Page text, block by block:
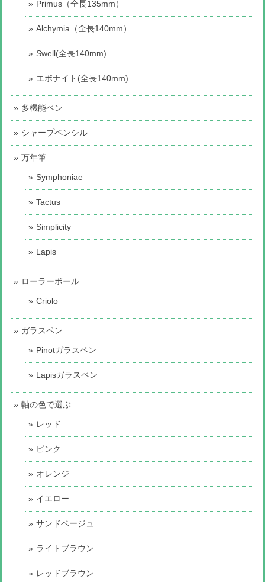
Primus（全長135mm）
Alchymia（全長140mm）
Swell(全長140mm)
エボナイト(全長140mm)
多機能ペン
シャープペンシル
万年筆
Symphoniae
Tactus
Simplicity
Lapis
ローラーボール
Criolo
ガラスペン
Pinotガラスペン
Lapisガラスペン
軸の色で選ぶ
レッド
ピンク
オレンジ
イエロー
サンドベージュ
ライトブラウン
レッドブラウン